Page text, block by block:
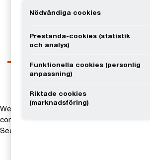
Email
LinkedIn
We help you meet tomorrow’s tech
compete at a speed that rewrites the rules
See how
Nödvändiga cookies
Prestanda-cookies (statistik
och analys)
Funktionella cookies (personlig
anpassning)
Riktade cookies
(marknadsföring)